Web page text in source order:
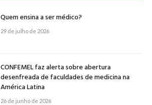
Quem ensina a ser médico?
29 de julho de 2026
CONFEMEL faz alerta sobre abertura
desenfreada de faculdades de medicina na
América Latina
26 de junho de 2026